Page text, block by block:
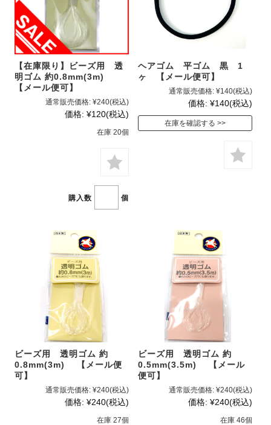
【在庫限り】ビーズ用 透
明ゴム 約0.8mm(3m)
【メール便可】
通常販売価格: ¥240(税込)
価格: ¥120(税込)
在庫 20個
購入数 個
ヘアゴム 平ゴム 黒 1
ヶ 【メール便可】
通常販売価格: ¥140(税込)
価格: ¥140(税込)
在庫を確認する
ビーズ用 透明ゴム 約
0.8mm(3m) 【メール便
可】
通常販売価格: ¥240(税込)
価格: ¥240(税込)
在庫 27個
ビーズ用 透明ゴム 約
0.5mm(3.5m) 【メール
便可】
通常販売価格: ¥240(税込)
価格: ¥240(税込)
在庫 46個